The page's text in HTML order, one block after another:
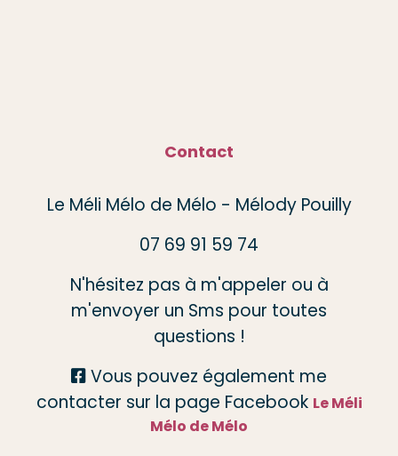
Contact
Le Méli Mélo de Mélo - Mélody Pouilly
07 69 91 59 74
N'hésitez pas à m'appeler ou à
m'envoyer un Sms pour toutes
questions !
 Vous pouvez également me
contacter sur la page Facebook Le Méli
Mélo de Mélo